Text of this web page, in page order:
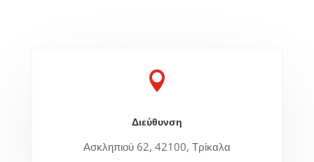

Διεύθυνση
Ασκληπιού 62, 42100, Τρίκαλα